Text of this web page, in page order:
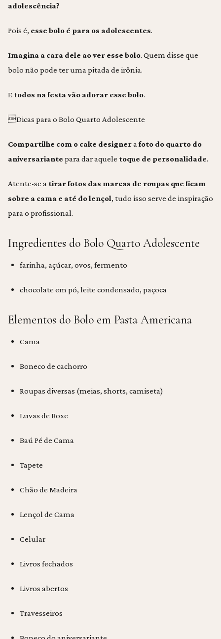
adolescência?
Pois é, esse bolo é para os adolescentes.
Imagina a cara dele ao ver esse bolo. Quem disse que
bolo não pode ter uma pitada de irônia.
E todos na festa vão adorar esse bolo.
Dicas para o Bolo Quarto Adolescente
Compartilhe com o cake designerafoto do quarto do
aniversariante para dar aquele toque de personalidade.
Atente-se a tirar fotos das marcas de roupas que ficam
sobre a cama e até do lençol, tudo isso serve de inspiração
para o profissional.
Ingredientes do Bolo Quarto Adolescente
farinha, açúcar, ovos, fermento
chocolate em pó, leite condensado, paçoca
Elementos do Bolo em Pasta Americana
Cama
Boneco de cachorro
Roupas diversas (meias, shorts, camiseta)
Luvas de Boxe
Baú Pé de Cama
Tapete
Chão de Madeira
Lençol de Cama
Celular
Livros fechados
Livros abertos
Travesseiros